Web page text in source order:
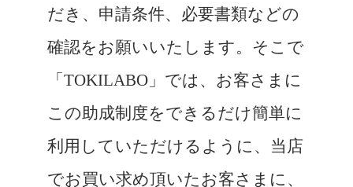
だき、申請条件、必要書類などの
確認をお願いいたします。そこで
「TOKILABO」では、お客さまに
この助成制度をできるだけ簡単に
利用していただけるように、当店
でお買い求め頂いたお客さまに、